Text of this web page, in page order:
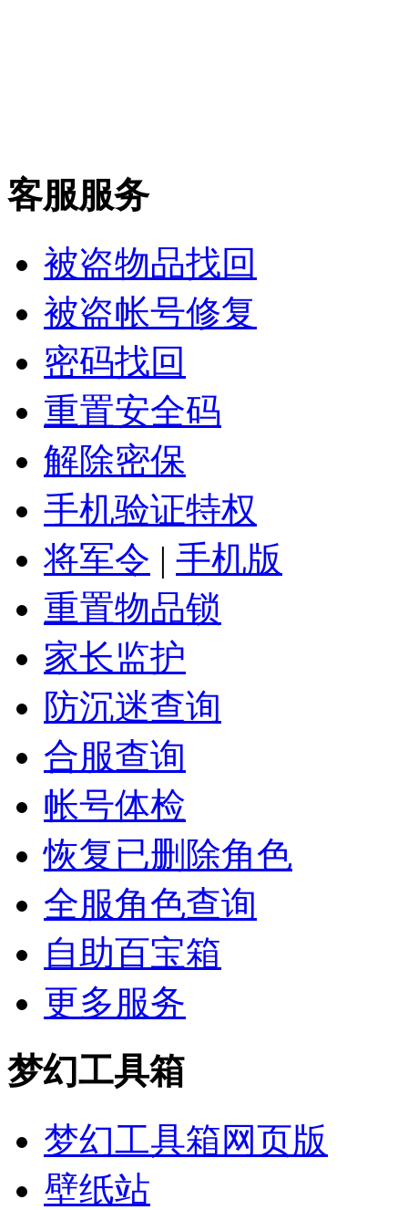
客服服务
被盗物品找回
被盗帐号修复
密码找回
重置安全码
解除密保
手机验证特权
将军令 | 手机版
重置物品锁
家长监护
防沉迷查询
合服查询
帐号体检
恢复已删除角色
全服角色查询
自助百宝箱
更多服务
梦幻工具箱
梦幻工具箱网页版
壁纸站